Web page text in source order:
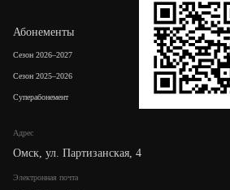
Адрес
Омск, ул. Партизанская, 4
Электронная почта
Абонементы
Сезон 2026–2027
Сезон 2025–2026
Суперабонемент